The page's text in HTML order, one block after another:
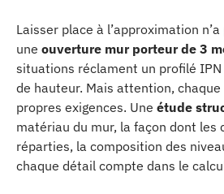
Laisser place à l’approximation
une ouverture mur porteur de 3
situations réclament un profilé
de hauteur. Mais attention,
propres exigences. Une étude
matériau du mur, la façon dont les
réparties, la composition des
chaque détail compte dans le